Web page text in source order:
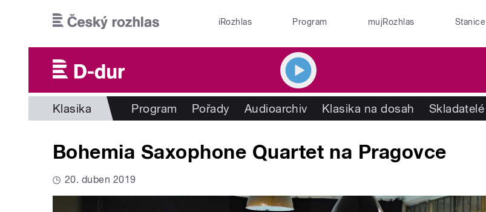
iRozhlas Program mujRozhlas Stanice
Klasika Program Pořady Audioarchiv Klasika na dosah Skladatelé
Bohemia Saxophone Quartet na Pragovce
20. duben 2019